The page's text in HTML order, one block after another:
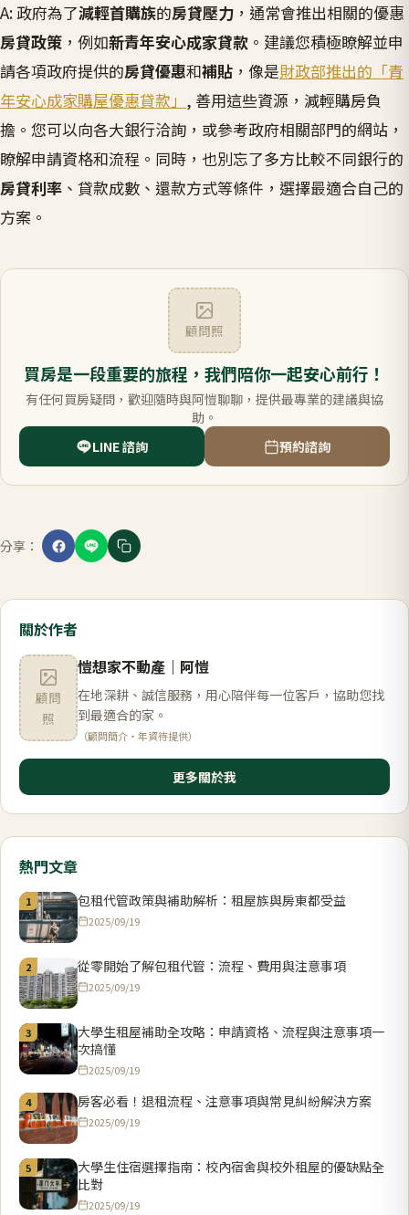
A: 政府為了減輕首購族的房貸壓力 ，通常會推出相關的優惠
房貸政策 ，例如新青年安心成家貸款 。建議您積極瞭解並申
請各項政府提供的房貸優惠和補貼 ，像是財政部推出的「青
年安心成家購屋優惠貸款」 , 善用這些資源，減輕購房負
擔。您可以向各大銀行洽詢，或參考政府相關部門的網站，
瞭解申請資格和流程。同時，也別忘了多方比較不同銀行的
房貸利率 、貸款成數、還款方式等條件，選擇最適合自己的
方案。
顧問照
買房是一段重要的旅程，我們陪你一起安心前行！
有任何買房疑問，歡迎隨時與阿愷聊聊，提供最專業的建議與協
助。
LINE 諮詢
預約諮詢
分享：
關於作者
顧問
照
愷想家不動產 ｜ 阿愷
在地深耕、誠信服務，用心陪伴每一位客戶，協助您找
到最適合的家。
（顧問簡介・年資待提供）
更多關於我
熱門文章
1 包租代管政策與補助解析：租屋族與房東都受益
2025/09/19
2 從零開始了解包租代管：流程、費用與注意事項
2025/09/19
3
大學生租屋補助全攻略：申請資格、流程與注意事項一
次搞懂
2025/09/19
4 房客必看！退租流程、注意事項與常見糾紛解決方案
2025/09/19
5
大學生住宿選擇指南：校內宿舍與校外租屋的優缺點全
比對
2025/09/19